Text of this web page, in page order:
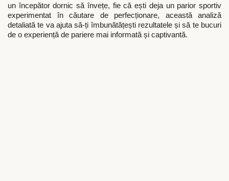
un începător dornic să învețe, fie că ești deja un parior sportiv
experimentat în căutare de perfecționare, această analiză
detaliată te va ajuta să-ți îmbunătățești rezultatele și să te bucuri
de o experiență de pariere mai informată și captivantă.